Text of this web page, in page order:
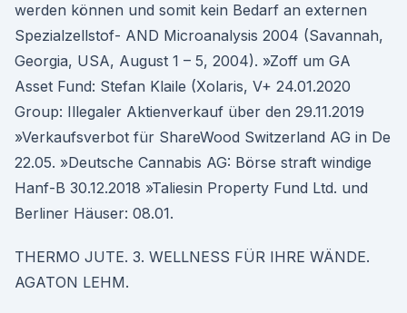
werden können und somit kein Bedarf an externen
Spezialzellstof- AND Microanalysis 2004 (Savannah,
Georgia, USA, August 1 – 5, 2004). »Zoff um GA
Asset Fund: Stefan Klaile (Xolaris, V+ 24.01.2020
Group: Illegaler Aktienverkauf über den 29.11.2019
»Verkaufsverbot für ShareWood Switzerland AG in De
22.05. »Deutsche Cannabis AG: Börse straft windige
Hanf-B 30.12.2018 »Taliesin Property Fund Ltd. und
Berliner Häuser: 08.01.
THERMO JUTE. 3. WELLNESS FÜR IHRE WÄNDE.
AGATON LEHM.